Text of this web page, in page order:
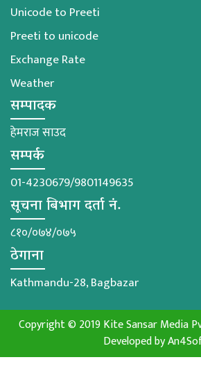
Unicode to Preeti
Preeti to unicode
Exchange Rate
Weather
सम्पादक
हेमराज साउद
सम्पर्क
01-4230679/9801149635
सूचना बिभाग दर्ता नं.
८१०/०७४/०७५
ठेगाना
Kathmandu-28, Bagbazar
Copyright © 2019 Kite Sansar Media
Developed by